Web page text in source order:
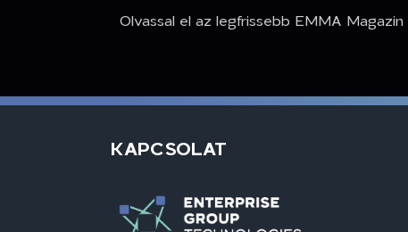
Olvassal el az legfrissebb EMMA Magazin
KAPCSOLAT